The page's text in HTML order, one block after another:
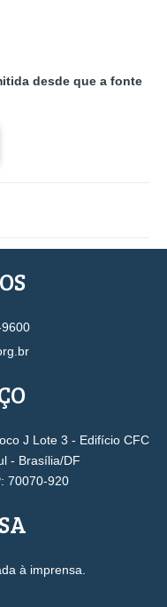
desde que a fonte
J Lote 3 - Edifício CFC
- Brasília/DF
70070-920
à imprensa.